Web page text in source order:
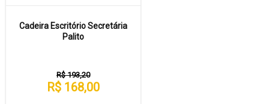
Cadeira Escritório Secretária
Palito
R$ 193,20
R$ 168,00